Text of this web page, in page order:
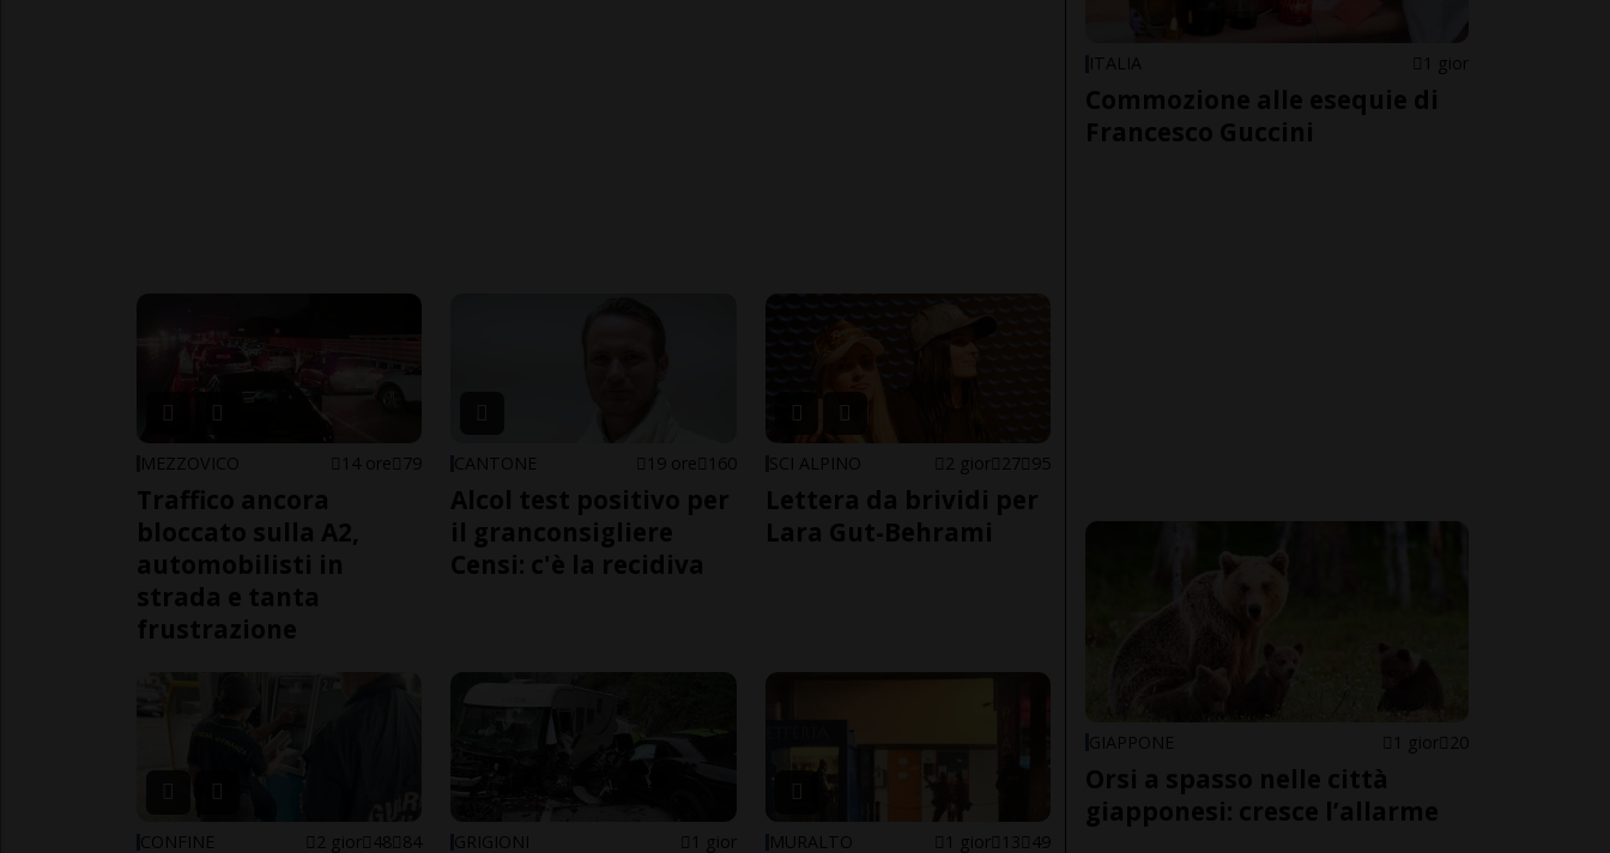
MEZZOVICO 14 ore 79
Traffico ancora
bloccato sulla A2,
automobilisti in
strada e tanta
frustrazione
CANTONE 19 ore 160
Alcol test positivo per
il granconsigliere
Censi: c'è la recidiva
SCI ALPINO 2 gior 27 95
Lettera da brividi per
Lara Gut-Behrami
CONFINE 2 gior 48 84 GRIGIONI 1 gior MURALTO 1 gior 13 49
ITALIA 1 gior
Commozione alle esequie di
Francesco Guccini
GIAPPONE 1 gior 20
Orsi a spasso nelle città
giapponesi: cresce l’allarme